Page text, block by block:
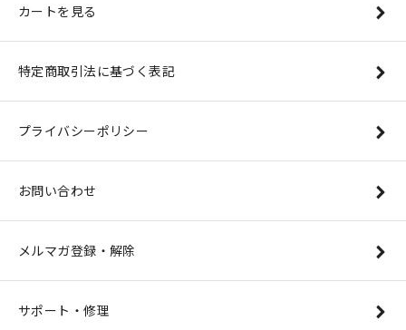
カートを見る
特定商取引法に基づく表記
プライバシーポリシー
お問い合わせ
メルマガ登録・解除
サポート・修理